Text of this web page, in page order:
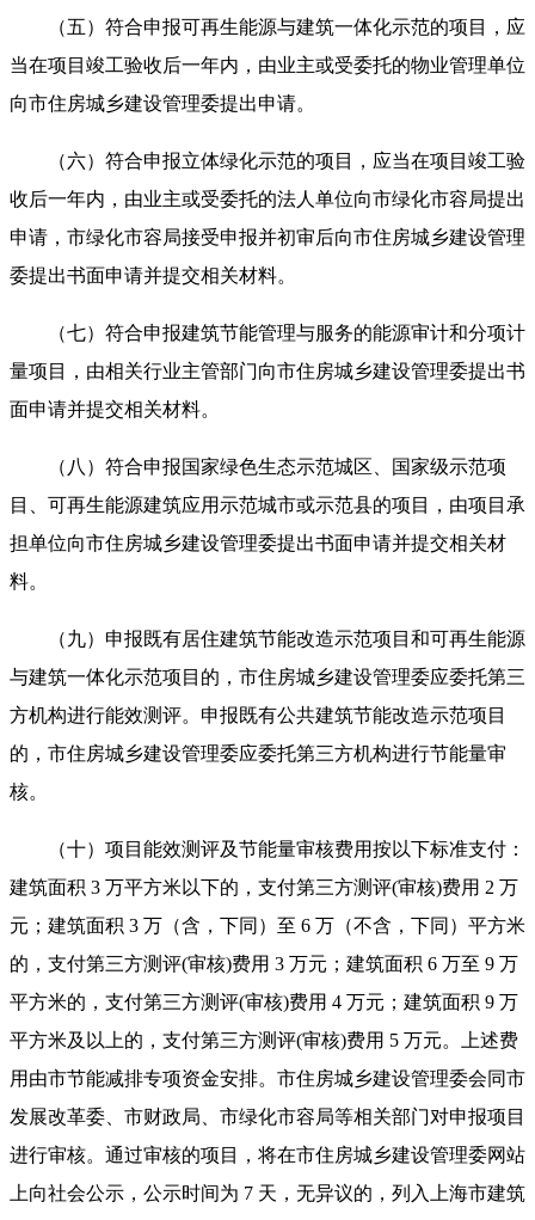
（五）符合申报可再生能源与建筑一体化示范的项目，应
当在项目竣工验收后一年内，由业主或受委托的物业管理单位
向市住房城乡建设管理委提出申请。
（六）符合申报立体绿化示范的项目，应当在项目竣工验
收后一年内，由业主或受委托的法人单位向市绿化市容局提出
申请，市绿化市容局接受申报并初审后向市住房城乡建设管理
委提出书面申请并提交相关材料。
（七）符合申报建筑节能管理与服务的能源审计和分项计
量项目，由相关行业主管部门向市住房城乡建设管理委提出书
面申请并提交相关材料。
（八）符合申报国家绿色生态示范城区、国家级示范项
目、可再生能源建筑应用示范城市或示范县的项目，由项目承
担单位向市住房城乡建设管理委提出书面申请并提交相关材
料。
（九）申报既有居住建筑节能改造示范项目和可再生能源
与建筑一体化示范项目的，市住房城乡建设管理委应委托第三
方机构进行能效测评。申报既有公共建筑节能改造示范项目
的，市住房城乡建设管理委应委托第三方机构进行节能量审
核。
（十）项目能效测评及节能量审核费用按以下标准支付：
建筑面积 3 万平方米以下的，支付第三方测评(审核)费用 2 万
元；建筑面积 3 万（含，下同）至 6 万（不含，下同）平方米
的，支付第三方测评(审核)费用 3 万元；建筑面积 6 万至 9 万
平方米的，支付第三方测评(审核)费用 4 万元；建筑面积 9 万
平方米及以上的，支付第三方测评(审核)费用 5 万元。上述费
用由市节能减排专项资金安排。市住房城乡建设管理委会同市
发展改革委、市财政局、市绿化市容局等相关部门对申报项目
进行审核。通过审核的项目，将在市住房城乡建设管理委网站
上向社会公示，公示时间为 7 天，无异议的，列入上海市建筑